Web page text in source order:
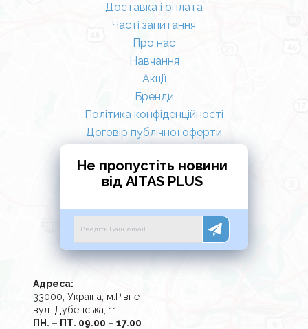
Доставка і оплата
Часті запитання
Про нас
Навчання
Акції
Бренди
Політика конфіденційності
Договір публічної оферти
Не пропустіть новини
від AITAS PLUS
Адреса:
33000, Україна, м.Рівне
вул. Дубенська, 11
ПН. – ПТ. 09.00 – 17.00